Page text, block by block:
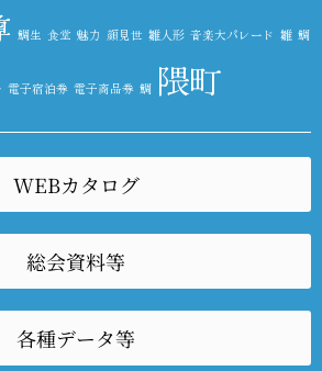
鯛生 食堂 魅力 顔見世 雛人形 音楽大パレード 雛 鯛
電子宿泊券 電子商品券 鯛 隈町
WEBカタログ
総会資料等
各種データ等